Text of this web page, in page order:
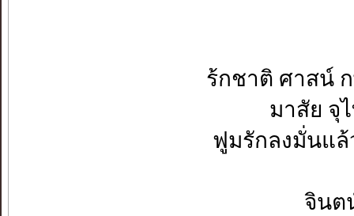
ร้กชาติ ศาสน์ กษั
มาสัย จุ
ฟูมรักลงมั่นแล้ว
จินตน์เ